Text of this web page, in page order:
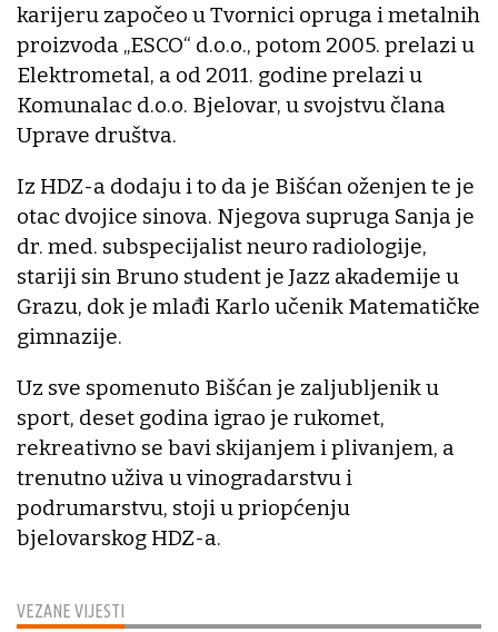
VEZANE VIJESTI
karijeru započeo u Tvornici opruga i metalnih
proizvoda „ESCO“ d.o.o., potom 2005. prelazi u
Elektrometal, a od 2011. godine prelazi u
Komunalac d.o.o. Bjelovar, u svojstvu člana
Uprave društva.
Iz HDZ-a dodaju i to da je Bišćan oženjen te je
otac dvojice sinova. Njegova supruga Sanja je
dr. med. subspecijalist neuro radiologije,
stariji sin Bruno student je Jazz akademije u
Grazu, dok je mlađi Karlo učenik Matematičke
gimnazije.
Uz sve spomenuto Bišćan je zaljubljenik u
sport, deset godina igrao je rukomet,
rekreativno se bavi skijanjem i plivanjem, a
trenutno uživa u vinogradarstvu i
podrumarstvu, stoji u priopćenju
bjelovarskog HDZ-a.